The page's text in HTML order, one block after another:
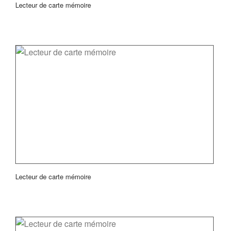
Lecteur de carte mémoire
Lecteur de carte mémoire